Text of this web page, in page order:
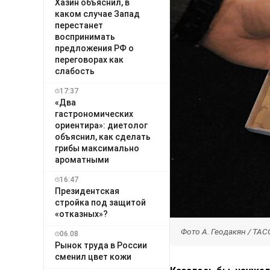
Хазин объяснил, в
каком случае Запад
перестанет
воспринимать
предложения РФ о
переговорах как
слабость
17:37
«Два
гастрономических
ориентира»: диетолог
объяснил, как сделать
грибы максимально
ароматными
16:47
Президентская
стройка под защитой
«отказных»?
06.08
Рынок труда в России
сменил цвет кожи
Фото А. Геодакян /